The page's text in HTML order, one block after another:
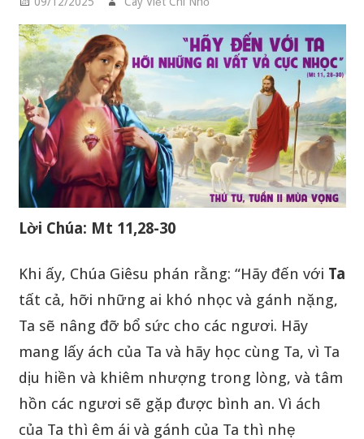
Lời Chúa: Mt 11,28-30
Khi ấy, Chúa Giêsu phán rằng: “Hãy đến với Ta
tất cả, hỡi những ai khó nhọc và gánh nặng,
Ta sẽ nâng đỡ bổ sức cho các ngươi. Hãy
mang lấy ách của Ta và hãy học cùng Ta, vì Ta
dịu hiền và khiêm nhượng trong lòng, và tâm
hồn các ngươi sẽ gặp được bình an. Vì ách
của Ta thì êm ái và gánh của Ta thì nhẹ